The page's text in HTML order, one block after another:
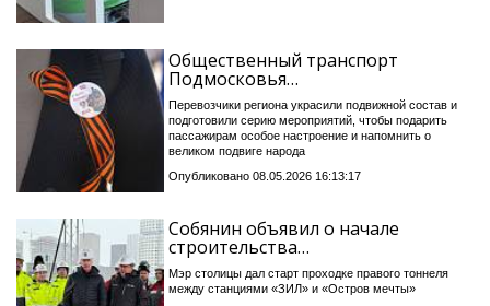
Общественный транспорт
Подмосковья…
Перевозчики региона украсили подвижной состав и
подготовили серию мероприятий, чтобы подарить
пассажирам особое настроение и напомнить о
великом подвиге народа
Опубликовано 08.05.2026 16:13:17
Собянин объявил о начале
строительства…
Мэр столицы дал старт проходке правого тоннеля
между станциями «ЗИЛ» и «Остров мечты»